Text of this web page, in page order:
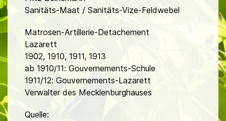
Sanitäts-Maat / Sanitäts-Vize-Feldwebel
Matrosen-Artillerie-Detachement
Lazarett
1902, 1910, 1911, 1913
ab 1910/11: Gouvernements-Schule
1911/12: Gouvernements-Lazarett
Verwalter des Mecklenburghauses
Quelle: